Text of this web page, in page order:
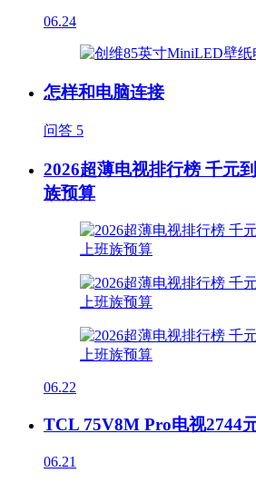
06.24
怎样和电脑连接
问答 5
2026超薄电视排行榜 千元
族预算
06.22
TCL 75V8M Pro电视2744
06.21